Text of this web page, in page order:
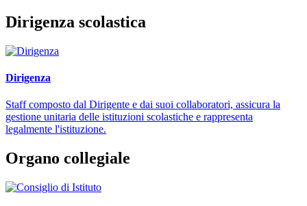
Dirigenza scolastica
Dirigenza
Staff composto dal Dirigente e dai suoi collaboratori, assicura la
gestione unitaria delle istituzioni scolastiche e rappresenta
legalmente l'istituzione.
Organo collegiale